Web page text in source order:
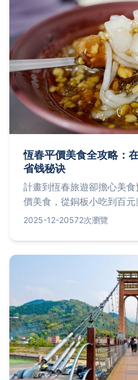
恆春平價美食全攻略：
省钱秘诀
計畫到恆春旅遊卻擔心美
價美食，從銅板小吃到百
道，省錢又滿足。探索恆春
2025-12-20572次瀏覽